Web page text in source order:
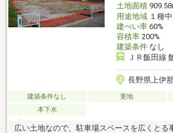
土地面積
用途地域１種
建ぺい率60%
容積率200%
建築条件なし
ＪＲ飯田線
長野県上伊
建築条件なし 更地
本下水
広い土地なので、駐車場スペースを広くとる